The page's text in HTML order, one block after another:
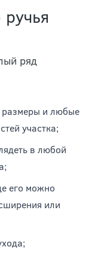
ряд
и любые
участка;
в любой
его можно
или